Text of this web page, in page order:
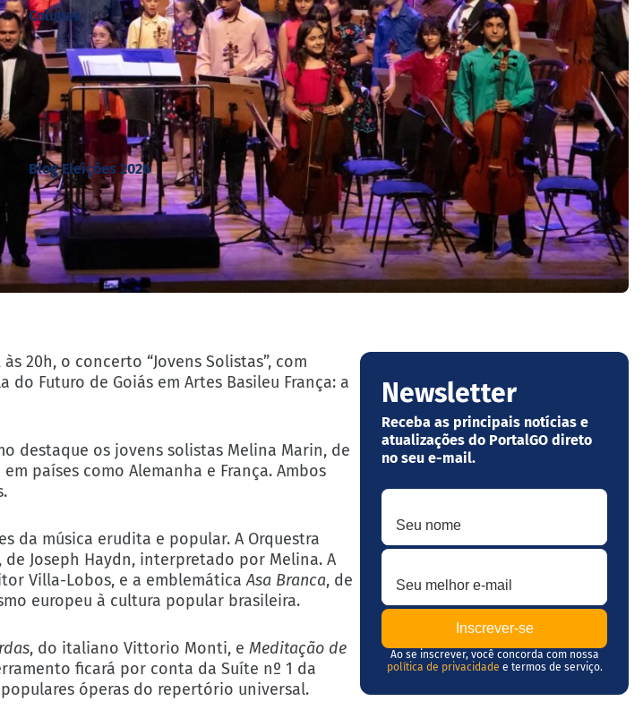
Colunas
Blog Eleições 2026
20h, o concerto “Jovens Solistas”, com
Futuro de Goiás em Artes Basileu França: a
destaque os jovens solistas Melina Marin, de
países como Alemanha e França. Ambos
da música erudita e popular. A Orquestra
de Joseph Haydn, interpretado por Melina. A
Villa-Lobos, e a emblemáticaAsa Branca, de
europeu à cultura popular brasileira.
, do italiano Vittorio Monti, e Meditação de
ficará por conta da Suíte nº 1 da
óperas do repertório universal.
Newsletter
Receba as principais notícias e
atualizações do PortalGO direto
no seu e-mail.
Seu nome
Seu melhor e-mail
Ao se inscrever, você concorda com nossa
política de privacidade e termos de serviço.